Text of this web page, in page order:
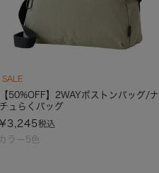
SALE
カラー5色
【50%OFF】2WAYボストンバッグ/ナ
チュらくバッグ
¥ 3,245税込